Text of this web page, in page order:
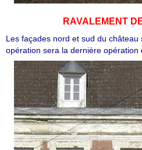
RAVALEMENT
Les façades nord et sud du
opération sera la dernière opération